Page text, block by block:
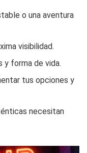
o una aventura
visibilidad.
y forma de vida.
tus opciones y
necesitan